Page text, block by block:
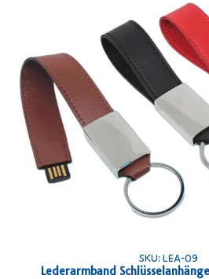
SKU: LEA-09
Lederarmband